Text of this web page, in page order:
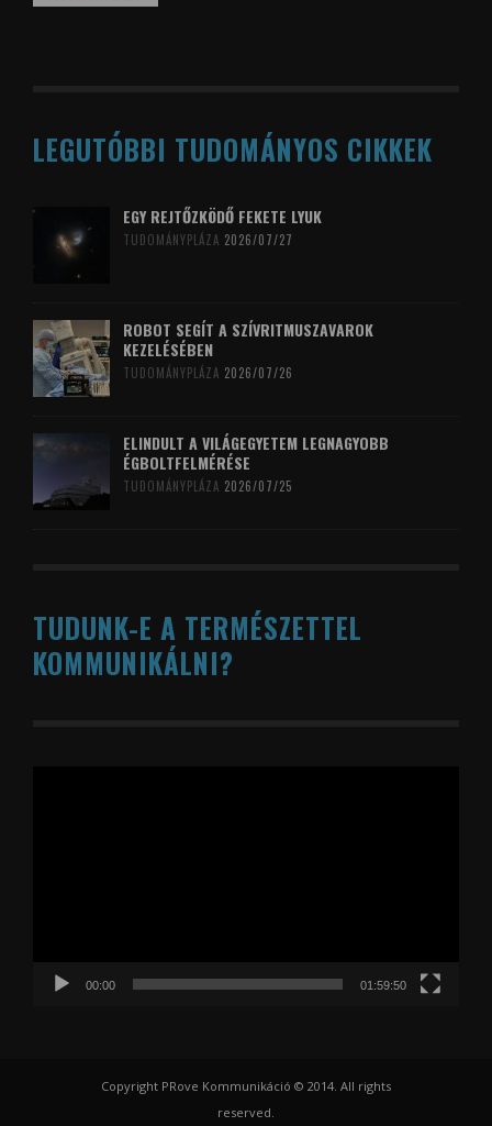
LEGUTÓBBI TUDOMÁNYOS CIKKEK
EGY REJTŐZKÖDŐ FEKETE LYUK
TUDOMÁNYPLÁZA 2026/07/27
ROBOT SEGÍT A SZÍVRITMUSZAVAROK
KEZELÉSÉBEN
TUDOMÁNYPLÁZA 2026/07/26
ELINDULT A VILÁGEGYETEM LEGNAGYOBB
ÉGBOLTFELMÉRÉSE
TUDOMÁNYPLÁZA 2026/07/25
TUDUNK-E A TERMÉSZETTEL
KOMMUNIKÁLNI?
00:00 01:59:50
Copyright PRove Kommunikáció © 2014. All rights
reserved.